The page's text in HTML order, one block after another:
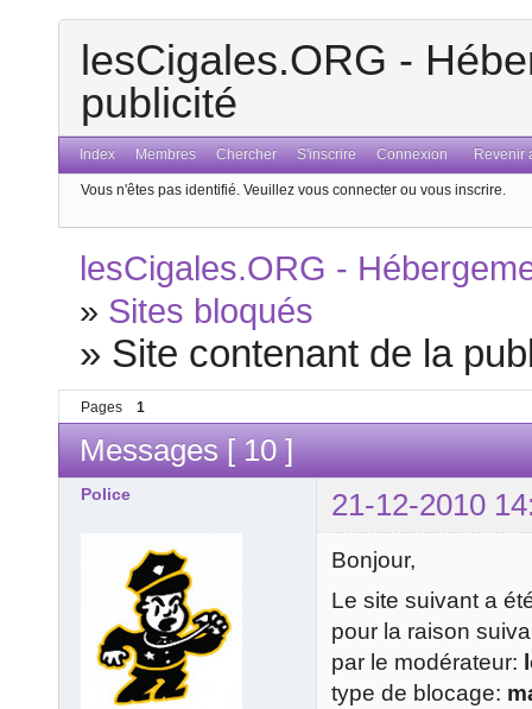
lesCigales.ORG -
publicité
Index Membres Chercher S'inscrire Connexion Revenir
Vous n'êtes pas identifié. Veuillez vous connecter ou vous inscrire.
lesCigales.ORG -
» Sites bloqués
» Site contenant de la
Pages 1
Messages [ 10 ]
Police 21-12-2010
Bonjour,
Le site suivant a
pour la raison
par le modérateur:
type de blocage: